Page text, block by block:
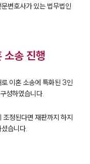
변호사가 있는 법무법인
소송 진행
이혼 소송에 특화된 3인
성하였습니다.
정된다면 재판까지 하지
습니다.